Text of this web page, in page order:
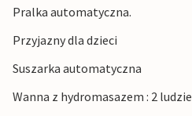
Pralka automatyczna.
Przyjazny dla dzieci
Suszarka automatyczna
Wanna z hydromasazem : 2 ludzie